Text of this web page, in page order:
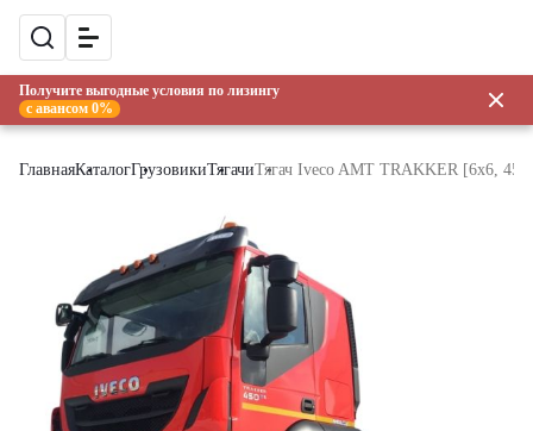
Получите выгодные условия по лизингу
с авансом 0%
ГлавнаяКаталогГрузовикиТягачиТягач Iveco AMT TRAKKER [6x6, 450